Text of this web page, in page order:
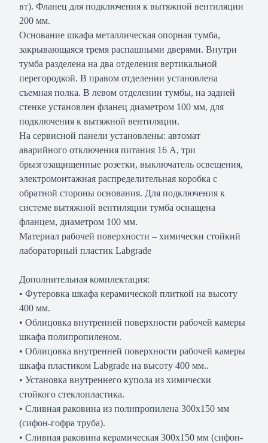
вт). Фланец для подключения к вытяжной вентиляции
200 мм.
Основание шкафа металлическая опорная тумба,
закрывающаяся тремя распашными дверями. Внутри
тумба разделена на два отделения вертикальной
перегородкой. В правом отделении установлена
съемная полка. В левом отделении тумбы, на задней
стенке установлен фланец диаметром 100 мм, для
подключения к вытяжной вентиляции.
На сервисной панели установлены: автомат
аварийного отключения питания 16 А, три
брызгозащищенные розетки, выключатель освещения,
электромонтажная распределительная коробка с
обратной стороны основания. Для подключения к
системе вытяжной вентиляции тумба оснащена
фланцем, диаметром 100 мм.
Материал рабочей поверхности – химически стойкий
лабораторный пластик Labgrade
Дополнительная комплектация:
• Футеровка шкафа керамической плиткой на высоту
400 мм.
• Облицовка внутренней поверхности рабочей камеры
шкафа полипропиленом.
• Облицовка внутренней поверхности рабочей камеры
шкафа пластиком Labgrade на высоту 400 мм..
• Установка внутреннего купола из химически
стойкого стеклопластика.
• Сливная раковина из полипропилена 300х150 мм
(сифон-гофра труба).
• Сливная раковина керамическая 300х150 мм (сифон-